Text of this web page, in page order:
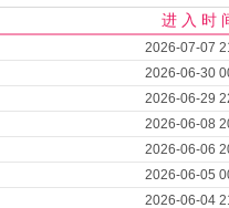
进 入 时
2026-07-07
2026-06-30
2026-06-29
2026-06-08
2026-06-06
2026-06-05
2026-06-04